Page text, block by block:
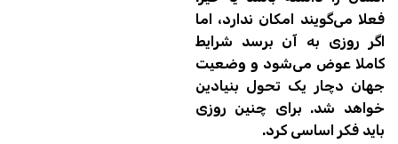
فعلا می‌گویند امکان ندارد، اما
اگر روزی به آن برسد شرایط
کاملا عوض می‌شود و وضعیت
جهان دچار یک تحول بنیادین
خواهد شد. برای چنین روزی
باید فکر اساسی کرد.